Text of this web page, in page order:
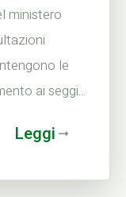
ministero
le
ai seggi...
Leggi